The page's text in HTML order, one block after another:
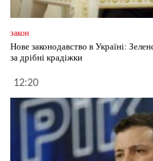
закон
Нове законодавство в Україні:
за дрібні крадіжки
12:20